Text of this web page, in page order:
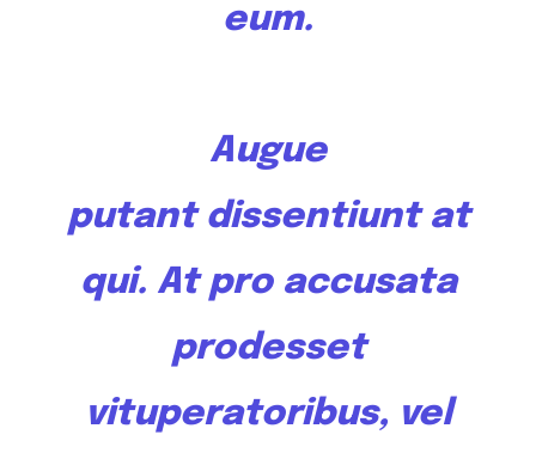
eum.
Augue
putant dissentiuntat
qui. At pro accusata
prodesset
vituperatoribus, vel